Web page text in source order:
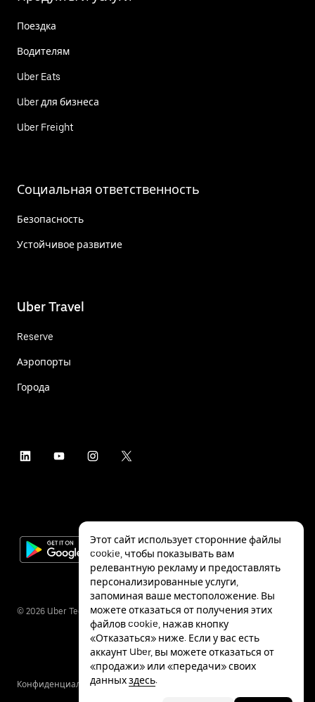
Поездка
Водителям
Uber Eats
Uber для бизнеса
Uber Freight
Социальная ответственность
Безопасность
Устойчивое развитие
Uber Travel
Reserve
Аэропорты
Города
© 2026 Uber Technologies Inc.
КонфиденциальностьСпециальные
Этот сайт использует сторонние файлы
cookie, чтобы показывать вам
релевантную рекламу и предоставлять
персонализированные услуги,
запоминая ваше местоположение. Вы
можете отказаться от получения этих
файлов cookie, нажав кнопку
«Отказаться» ниже. Если у вас есть
аккаунт Uber, вы можете отказаться от
«продажи» или «передачи» своих
данныхздесь.